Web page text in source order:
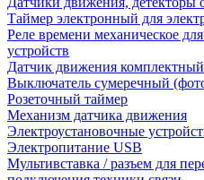
Таймер электронный для
Реле времени механическое
устройств
Датчик движения комплектный
Выключатель сумеречный
Розеточный таймер
Механизм датчика движения
Электроустановочные
Электропитание USB
Мультивставка / разъем для